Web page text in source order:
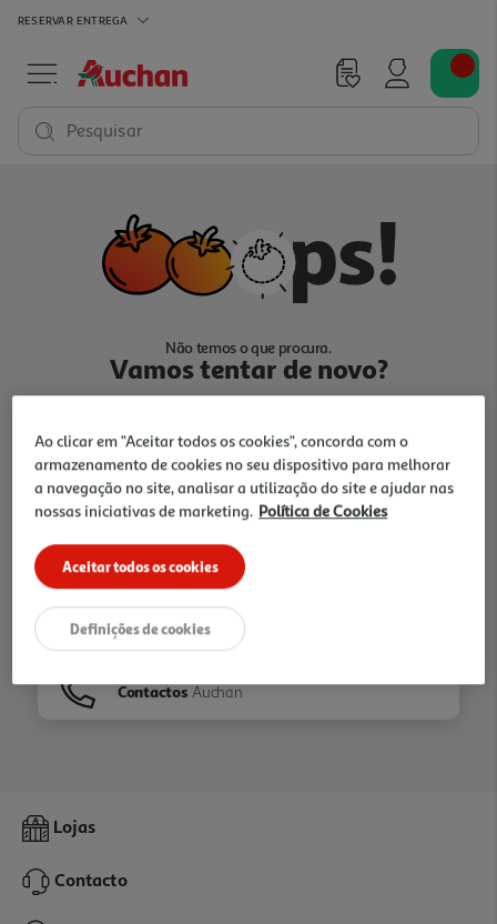
RESERVAR ENTREGA
Pesquisar
Não temos o que procura.
Vamos tentar de novo?
Ir para Homepage
Folhetos
Contactos Auchan
Lojas
Contacto
Ao clicar em "Aceitar todos os cookies", concorda com o
armazenamento de cookies no seu dispositivo para melhorar
a navegação no site, analisar a utilização do site e ajudar nas
nossas iniciativas de marketing. Política de Cookies
Aceitar todos os cookies
Definições de cookies